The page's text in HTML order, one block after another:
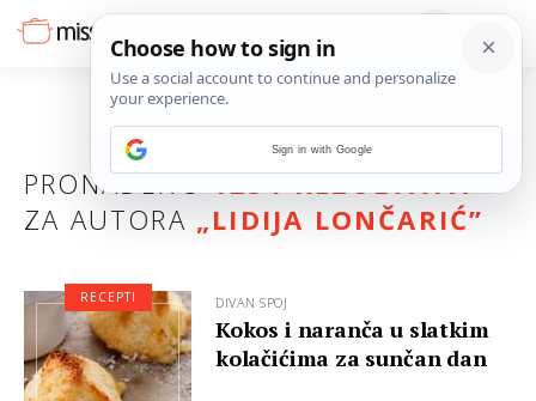
PRONAĐENO1251 REZULTATA
ZA AUTORA „LIDIJA LONČARIĆ”
DIVAN SPOJ
Kokos i naranča u slatkim
kolačićima za sunčan dan
RECEPTI
Sign in with Google